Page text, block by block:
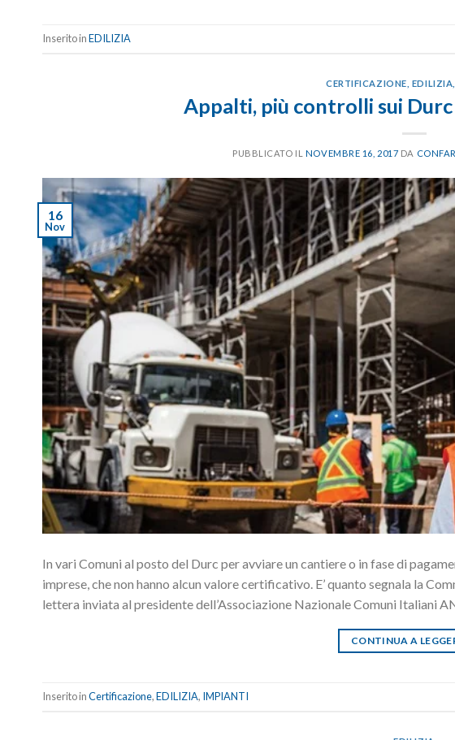
Inserito inEDILIZIA
CERTIFICAZIONE EDILIZIA
Appalti, più controlli sui
PUBBLICATO IL NOVEMBRE 16, 2017 DA
16
Nov
In vari Comuni al posto del Durc per avviare un cantiere o in fase di
imprese, che non hanno alcun valore certificativo. E’ quanto segnala la
lettera inviata al presidente dell’Associazione Nazionale Comuni Italiani
CONTINUA A
Inserito inCertificazione,EDILIZIA, IMPIANTI